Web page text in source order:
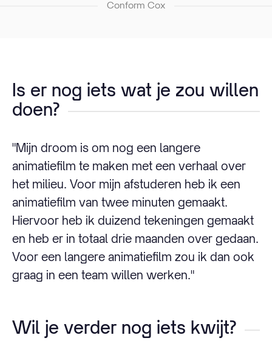
Conform Cox
Is er nog iets wat je zou willen
doen?
"Mijn droom is om nog een langere
animatiefilm te maken met een verhaal over
het milieu. Voor mijn afstuderen heb ik een
animatiefilm van twee minuten gemaakt.
Hiervoor heb ik duizend tekeningen gemaakt
en heb er in totaal drie maanden over gedaan.
Voor een langere animatiefilm zou ik dan ook
graag in een team willen werken."
Wil je verder nog iets kwijt?